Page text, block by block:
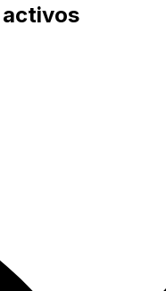
activos